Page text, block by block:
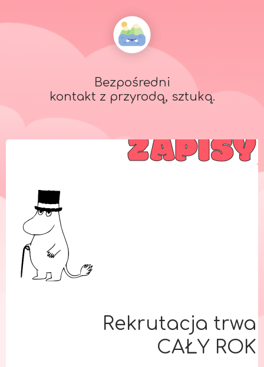
Bezpośredni
kontakt z przyrodą, sztuką.
ZAPISY
Rekrutacja trwa
CAŁY ROK